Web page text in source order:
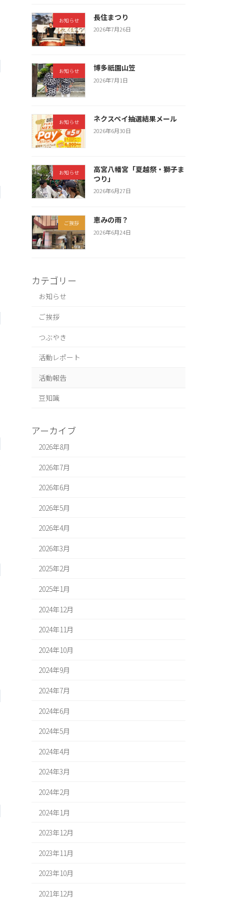
お知らせ 長住まつり
2026年7月26日
お知らせ 博多祇園山笠
2026年7月1日
お知らせ ネクスペイ抽選結果メール
2026年6月30日
お知らせ
高宮八幡宮「夏越祭・獅子ま
つり」
2026年6月27日
ご挨拶 恵みの雨？
2026年6月24日
カテゴリー
お知らせ
ご挨拶
つぶやき
活動レポート
活動報告
豆知識
アーカイブ
2026年8月
2026年7月
2026年6月
2026年5月
2026年4月
2026年3月
2025年2月
2025年1月
2024年12月
2024年11月
2024年10月
2024年9月
2024年7月
2024年6月
2024年5月
2024年4月
2024年3月
2024年2月
2024年1月
2023年12月
2023年11月
2023年10月
2021年12月